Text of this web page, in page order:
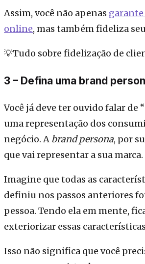
Assim, você não apenas garante
online, mas também fideliza
💡Tudo sobre fidelização de
3 – Defina uma brand
Você já deve ter ouvido falar de
uma representação dos
negócio. A brand persona, por
que vai representar a sua marca.
Imagine que todas as
definiu nos passos anteriores
pessoa. Tendo ela em mente,
exteriorizar essas
Isso não significa que você